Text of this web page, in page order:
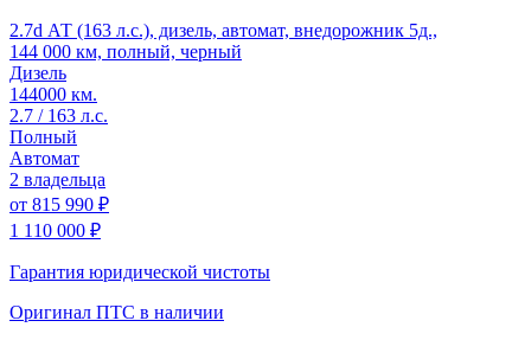
2.7d АТ (163 л.с.), дизель, автомат, внедорожник 5д.,
144 000 км, полный, черный
Дизель
144000 км.
2.7 / 163 л.с.
Полный
Автомат
2 владельца
от 815 990 ₽
1 110 000 ₽
Гарантия юридической чистоты
Оригинал ПТС в наличии